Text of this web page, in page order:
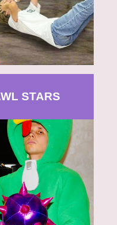
STARS